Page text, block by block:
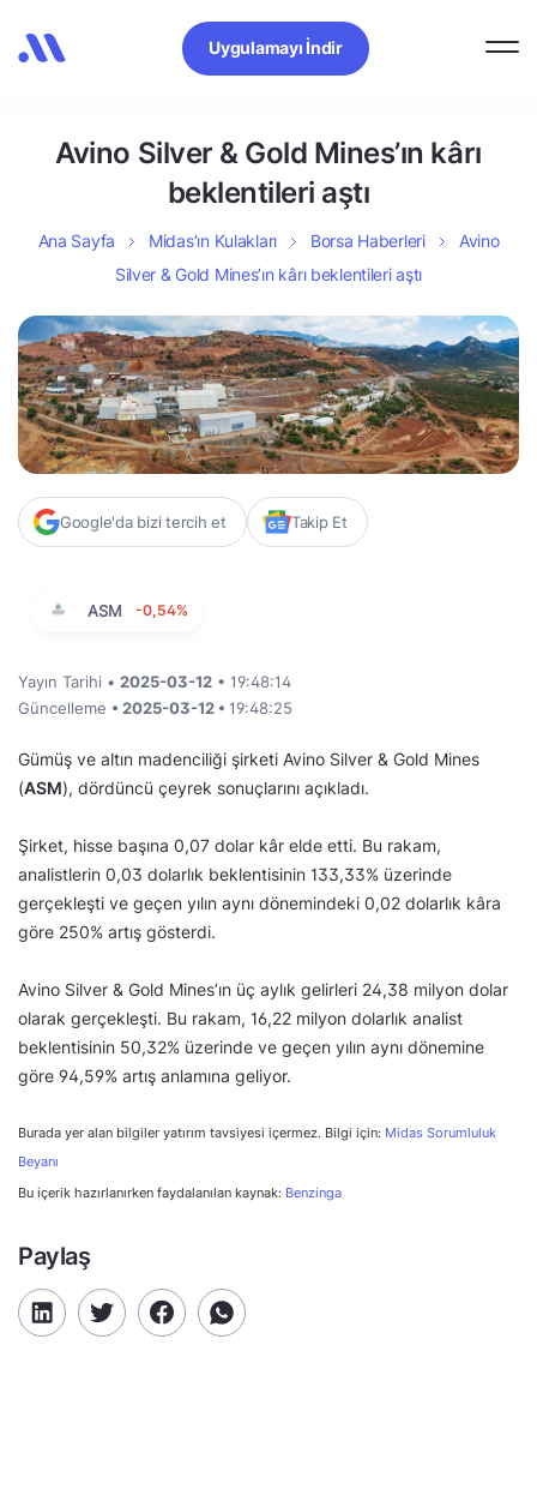
Uygulamayı İndir
Avino Silver & Gold Mines’ın kârı
beklentileri aştı
Ana Sayfa Midas’ın Kulakları Borsa Haberleri
Avino
Silver & Gold Mines’ın kârı beklentileri aştı
Google'da bizi tercih et Takip Et
ASM -0,54%
Yayın Tarihi • 2025-03-12 • 19:48:14
Güncelleme • 2025-03-12 • 19:48:25
Gümüş ve altın madenciliği şirketi Avino Silver & Gold Mines
(ASM), dördüncü çeyrek sonuçlarını açıkladı.
Şirket, hisse başına 0,07 dolar kâr elde etti. Bu rakam,
analistlerin 0,03 dolarlık beklentisinin 133,33% üzerinde
gerçekleşti ve geçen yılın aynı dönemindeki 0,02 dolarlık kâra
göre 250% artış gösterdi.
Avino Silver & Gold Mines’ın üç aylık gelirleri 24,38 milyon dolar
olarak gerçekleşti. Bu rakam, 16,22 milyon dolarlık analist
beklentisinin 50,32% üzerinde ve geçen yılın aynı dönemine
göre 94,59% artış anlamına geliyor.
Burada yer alan bilgiler yatırım tavsiyesi içermez. Bilgi için: Midas Sorumluluk
Beyanı
Bu içerik hazırlanırken faydalanılan kaynak: Benzinga
Paylaş